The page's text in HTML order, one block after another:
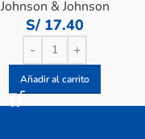
Johnson & Johnson
S/ 17.40
Añadir al carrito